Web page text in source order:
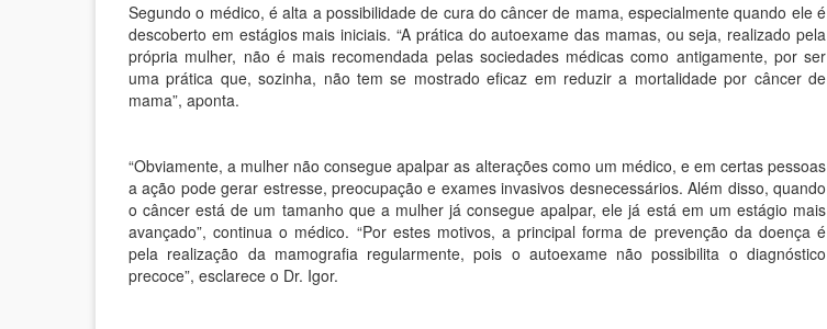
Segundo o médico, é alta a possibilidade de cura do câncer de mama, especialmente quando ele é
descoberto em estágios mais iniciais. “A prática do autoexame das mamas, ou seja, realizado pela
própria mulher, não é mais recomendada pelas sociedades médicas como antigamente, por ser
uma prática que, sozinha, não tem se mostrado eficaz em reduzir a mortalidade por câncer de
mama”, aponta.
“Obviamente, a mulher não consegue apalpar as alterações como um médico, e em certas pessoas
a ação pode gerar estresse, preocupação e exames invasivos desnecessários. Além disso, quando
o câncer está de um tamanho que a mulher já consegue apalpar, ele já está em um estágio mais
avançado”, continua o médico. “Por estes motivos, a principal forma de prevenção da doença é
pela realização da mamografia regularmente, pois o autoexame não possibilita o diagnóstico
precoce”, esclarece o Dr. Igor.